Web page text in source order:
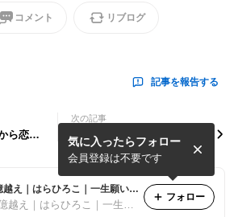
コメント リブログ
記事を報告する
ら恋愛
次の記事
お金は喜びに使おう♥
鬱→総売上億越え｜はらひろこ｜一生願いを叶え続ける具現化コーチ
気に入ったらフォロー
会員登録は不要です
フォロー